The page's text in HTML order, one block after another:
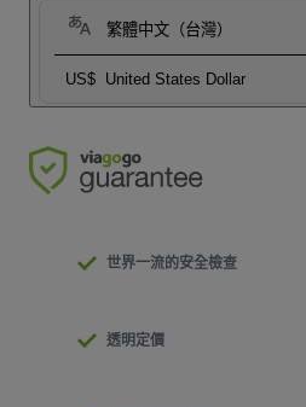
繁體中文（台灣）
US$ United States Dollar
世界一流的安全檢查
透明定價